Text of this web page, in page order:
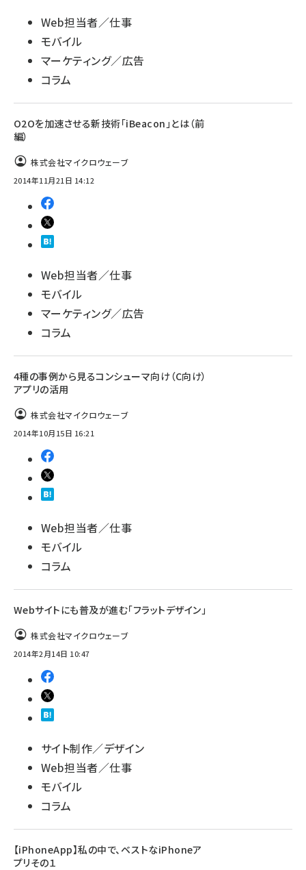
Web担当者／仕事
モバイル
マーケティング／広告
コラム
O2Oを加速させる新技術「iBeacon」とは（前
編）
株式会社マイクロウェーブ
2014年11月21日 14:12
Web担当者／仕事
モバイル
マーケティング／広告
コラム
4種の事例から見るコンシューマ向け（C向け）
アプリの活用
株式会社マイクロウェーブ
2014年10月15日 16:21
Web担当者／仕事
モバイル
コラム
Webサイトにも普及が進む「フラットデザイン」
株式会社マイクロウェーブ
2014年2月14日 10:47
サイト制作／デザイン
Web担当者／仕事
モバイル
コラム
【iPhoneApp】私の中で、ベストなiPhoneア
プリその１